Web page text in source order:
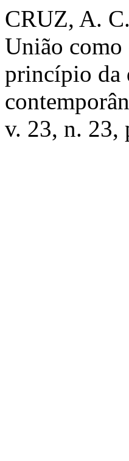
CRUZ, A.
União como
princípio da
v. 23, n. 23,